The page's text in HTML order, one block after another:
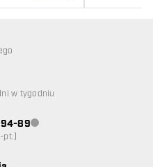
niedostępna
w tygodniu
94-89Obsługa klienta niedostępna